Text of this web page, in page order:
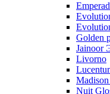
Golden
Livorno
Nuit